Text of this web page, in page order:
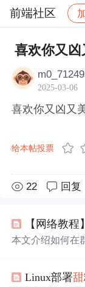
前端社区
社区 前端社
喜欢你又
2025-03-06
喜欢你又凶又
给本帖投票
22 回复
【网络教
本文介绍如何在
Linux部署甜